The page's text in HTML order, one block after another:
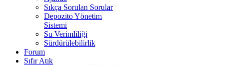
Sıkça Sorulan Sorular
Depozito Yönetim
Sistemi
Su Verimliliği
Sürdürülebilirlik
Forum
Sıfır Atık